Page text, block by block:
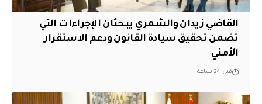
القاضي زيدان والشمري يبحثان الإجراءات التي
تضمن تحقيق سيادة القانون ودعم الاستقرار
الأمني
قبل 24 ساعة